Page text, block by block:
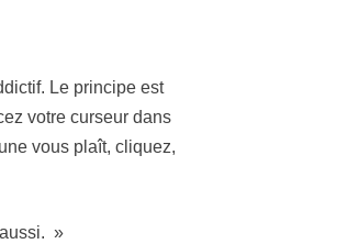
Le principe est
votre curseur dans
vous plaît, cliquez,
»